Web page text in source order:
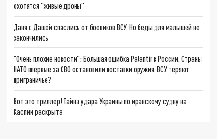
охотятся "живые дроны"
Даня с Дашей спаслись от боевиков ВСУ. Но беды для малышей не
закончились
"Очень плохие новости": Большая ошибка Palantir в России. Страны
НАТО впервые за СВО остановили поставки оружия. ВСУ теряют
приграничье?
Вот это триллер! Тайна удара Украины по иранскому судну на
Каспии раскрыта